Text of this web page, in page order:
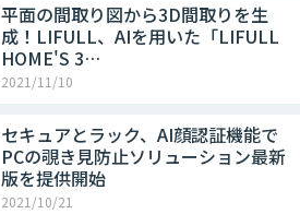
平面の間取り図から3D間取りを生
成！LIFULL、AIを用いた「LIFULL
HOME'S 3…
2021/11/10
セキュアとラック、AI顔認証機能で
PCの覗き見防止ソリューション最新
版を提供開始
2021/10/21